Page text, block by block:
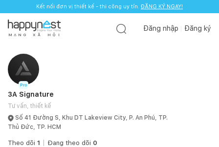
Kết nối đơn vị thiết kế - thi công uy tín. ĐĂNG KÝ NGAY!
M Ạ N G X Ã H Ộ I
Đăng nhập Đăng ký
3A Signature
Tư vấn, thiết kế
Số 41 Đường S, Khu DT Lakeview City, P. An Phú, TP.
Thủ Đức, TP. HCM
Theo dõi 1 Đang theo dõi 0